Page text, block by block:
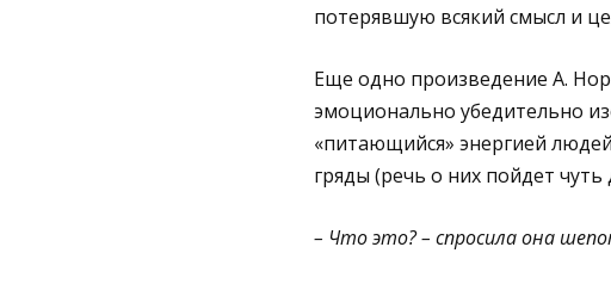
потерявшую всякий смысл и
Еще одно произведение А.
эмоционально убедительно
«питающийся» энергией
гряды (речь о них пойдет
– Что это? – спросила она